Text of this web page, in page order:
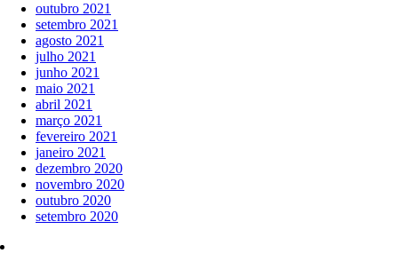
outubro 2021
setembro 2021
agosto 2021
julho 2021
junho 2021
maio 2021
abril 2021
março 2021
fevereiro 2021
janeiro 2021
dezembro 2020
novembro 2020
outubro 2020
setembro 2020